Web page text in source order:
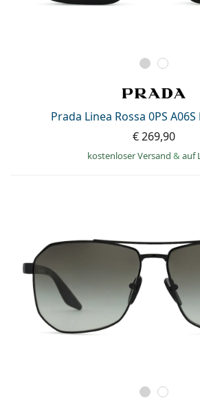
Prada Linea Rossa 0PS
€ 269,90
kostenloser Versand & auf